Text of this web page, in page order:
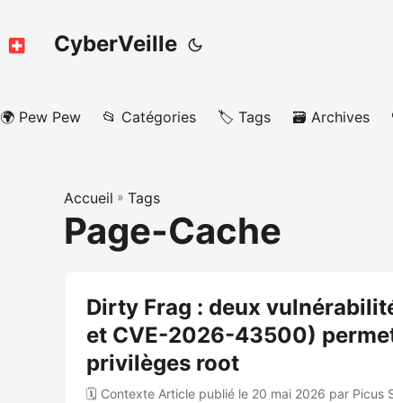
CyberVeille
🌍 Pew Pew 📂 Catégories 🏷️ Tags 🗃️ Archives
Accueil » Tags
Page-Cache
Dirty Frag : deux
et CVE-2026-43500)
privilèges root
🗓️ Contexte Article publié le 20 mai 2026 par Picus